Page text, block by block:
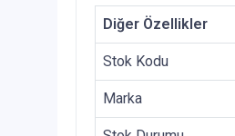
Diğer Özellikler
Stok Kodu
Marka